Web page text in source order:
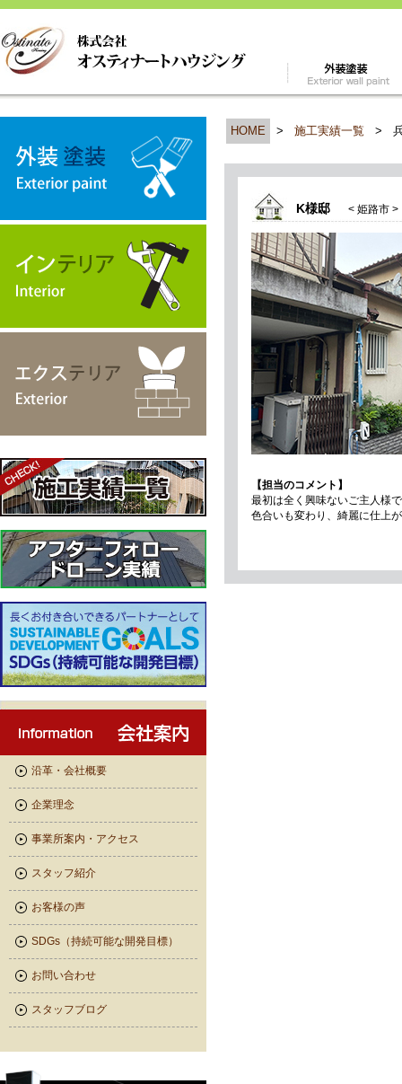
沿革・会社概要
企業理念
事業所案内・アクセス
スタッフ紹介
お客様の声
SDGs（持続可能な開発目標）
お問い合わせ
スタッフブログ
HOME > 施工実績一覧 >
K様邸 < 姫路市 >
【担当のコメント】
最初は全く興味ないご主人様
色合いも変わり、綺麗に仕上